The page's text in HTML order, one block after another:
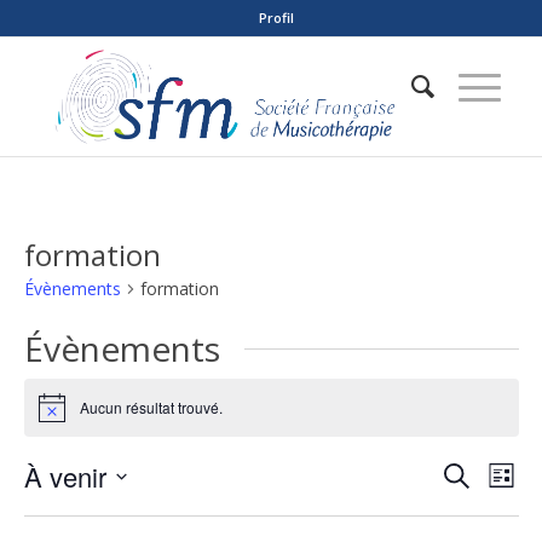
Profil
formation
Évènements formation
Évènements
Notice Aucun résultat trouvé.
et
Recherche
de
Liste
À venir
Sélectionnez